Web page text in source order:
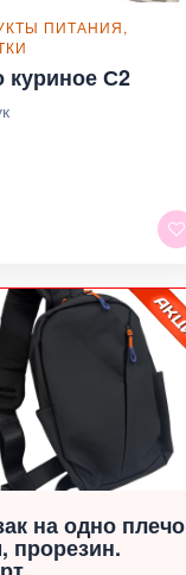
ПИТАНИЯ,
куриное С2
на одно плечо
прорезин.